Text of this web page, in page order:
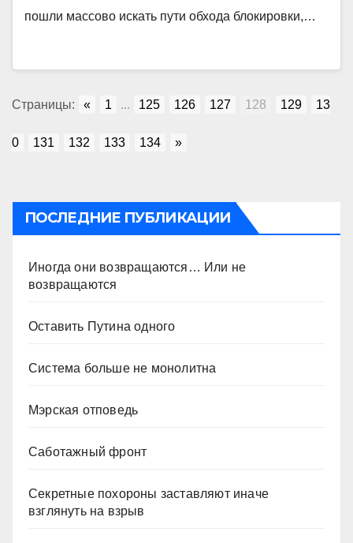
пошли массово искать пути обхода блокировки,…
Страницы: « 1 ... 125 126 127 128 129 13
0 131 132 133 134 »
ПОСЛЕДНИЕ ПУБЛИКАЦИИ
Иногда они возвращаются… Или не
возвращаются
Оставить Путина одного
Система больше не монолитна
Мэрская отповедь
Саботажный фронт
Секретные похороны заставляют иначе
взглянуть на взрыв